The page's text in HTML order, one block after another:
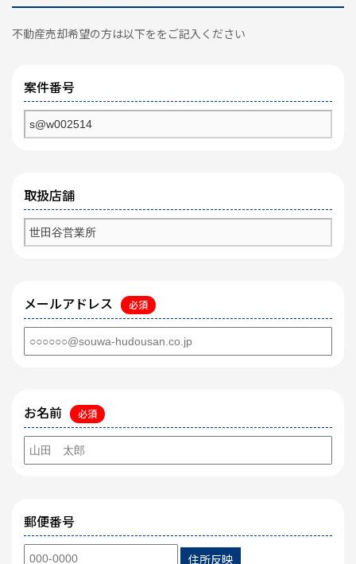
不動産売却希望の方は以下ををご記入ください
案件番号
取扱店舗
メールアドレス 必須
お名前 必須
郵便番号
住所反映